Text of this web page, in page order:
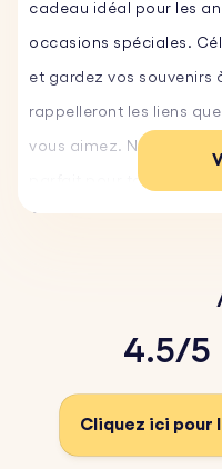
cadeau idéal pour les
occasions spéciales.
et gardez vos souvenirs
rappelleront les liens
vous aimez. Notre
parfait pour tous ceux
personnalisé qui sort de
beaux moments
Caractéristiques
porte-clés avec votre
parmi une sélection de
4.5/5
Cliquez ici pour